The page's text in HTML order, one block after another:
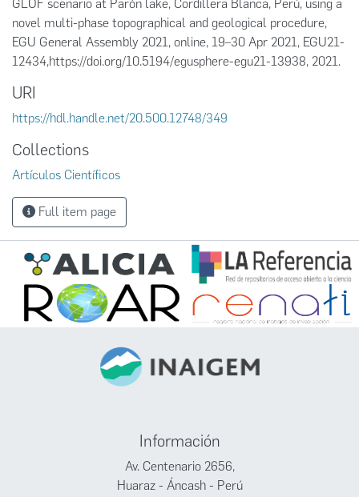
GLOF scenario at Parón lake, Cordillera Blanca, Perú, using a
novel multi-phase topographical and geological procedure,
EGU General Assembly 2021, online, 19–30 Apr 2021, EGU21-
12434,https://doi.org/10.5194/egusphere-egu21-13938, 2021.
URI
https://hdl.handle.net/20.500.12748/349
Collections
Artículos Científicos
Full item page
Información
Av. Centenario 2656,
Huaraz - Áncash - Perú